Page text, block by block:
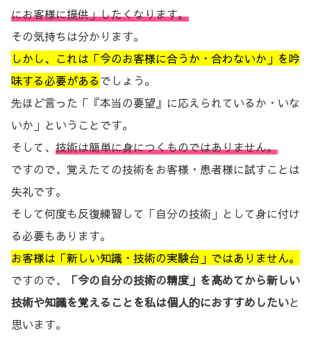
にお客様に提供」したくなります。
その気持ちは分かります。
しかし、これは「今のお客様に合うか・合わないか」を吟
味する必要があるでしょう。
先ほど言った「『本当の要望』に応えられているか・いな
いか」ということです。
そして、 技術は簡単に身につくものではありません。
ですので、覚えたての技術をお客様・患者様に試すことは
失礼です。
そして何度も反復練習して「自分の技術」として身に付け
る必要もあります。
お客様は「新しい知識・技術の実験台」ではありません。
ですので、
「今の自分の技術の精度」を高めてから新しい
技術や知識を覚えることを私は個人的におすすめしたいと
思います。